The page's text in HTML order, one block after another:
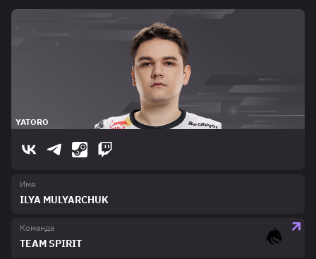
YATORO
Имя
ILYA MULYARCHUK
Команда
TEAM SPIRIT